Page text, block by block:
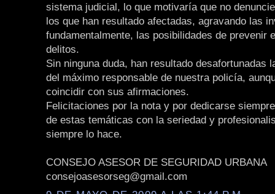
sistema judicial, lo que motivaría que no
los que han resultado afectadas, agravando las
fundamentalmente, las posibilidades de prevenir
delitos.
Sin ninguna duda, han resultado desafortunadas
del máximo responsable de nuestra policía,
coincidir con sus afirmaciones.
Felicitaciones por la nota y por dedicarse
de estas temáticas con la seriedad y
siempre lo hace.
CONSEJO ASESOR DE SEGURIDAD URBANA
consejoasesorseg@gmail.com